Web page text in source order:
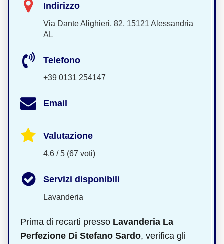
Indirizzo
Via Dante Alighieri, 82, 15121 Alessandria
AL
Telefono
+39 0131 254147
Email
Valutazione
4,6 / 5 (67 voti)
Servizi disponibili
Lavanderia
Prima di recarti presso Lavanderia La
Perfezione Di Stefano Sardo, verifica gli